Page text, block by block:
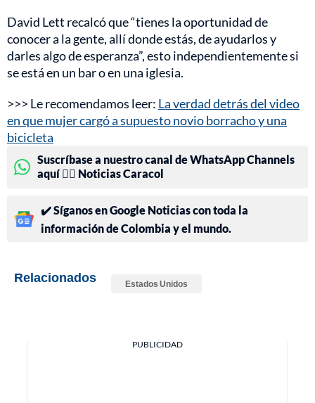
David Lett recalcó que “tienes la oportunidad de
conocer a la gente, allí donde estás, de ayudarlos y
darles algo de esperanza”, esto independientemente si
se está en un bar o en una iglesia.
>>> Le recomendamos leer: La verdad detrás del video
en que mujer cargó a supuesto novio borracho y una
bicicleta
Suscríbase a nuestro canal de WhatsApp Channels
aquí 👉🏻 Noticias Caracol
✔️ Síganos en Google Noticias con toda la
información de Colombia y el mundo.
Relacionados Estados Unidos
PUBLICIDAD